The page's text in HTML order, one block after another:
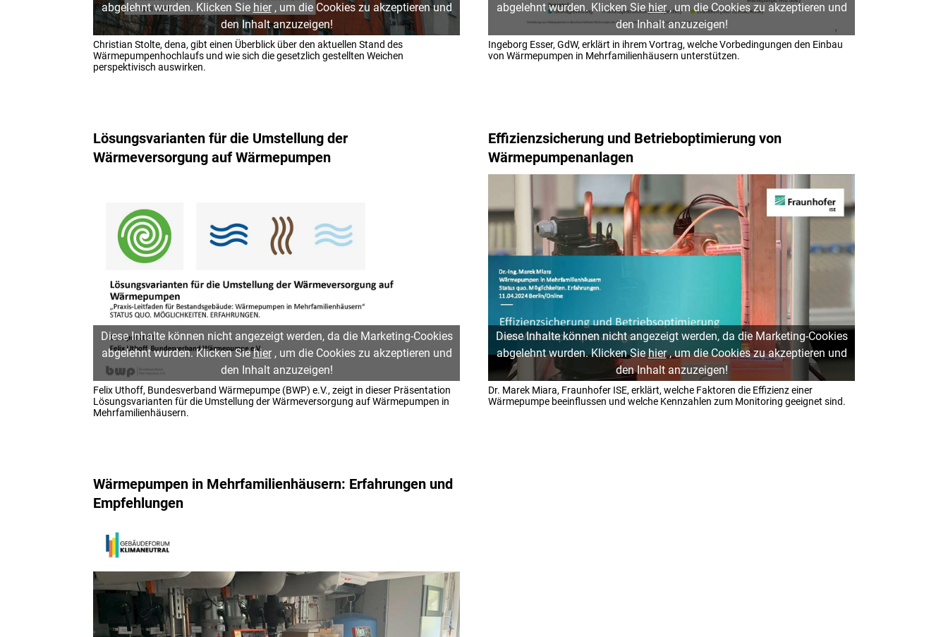
abgelehnt wurden. Klicken Sie hier, um die Cookies zu akzeptieren und
den Inhalt anzuzeigen!
Christian Stolte, dena, gibt einen Überblick über den aktuellen Stand des
Wärmepumpenhochlaufs und wie sich die gesetzlich gestellten Weichen
perspektivisch auswirken.
abgelehnt wurden. Klicken Siehier, um die Cookies zu akzeptieren und
den Inhalt anzuzeigen!
Ingeborg Esser, GdW, erklärt in ihrem Vortrag, welche Vorbedingungen den Einbau
von Wärmepumpen in Mehrfamilienhäusern unterstützen.
Lösungsvarianten für die Umstellung der
Wärmeversorgung auf Wärmepumpen
Diese Inhalte können nicht angezeigt werden, da die Marketing-Cookies
abgelehnt wurden. Klicken Siehier, um die Cookies zu akzeptieren und
den Inhalt anzuzeigen!
Felix Uthoff, Bundesverband Wärmepumpe (BWP) e.V., zeigt in dieser Präsentation
Lösungsvarianten für die Umstellung der Wärmeversorgung auf Wärmepumpen in
Mehrfamilienhäusern.
Effizienzsicherung und Betrieboptimierung von
Wärmepumpenanlagen
Diese Inhalte können nicht angezeigt werden, da die Marketing-Cookies
abgelehnt wurden. Klicken Siehier, um die Cookies zu akzeptieren und
den Inhalt anzuzeigen!
Dr. Marek Miara, Fraunhofer ISE, erklärt, welche Faktoren die Effizienz einer
Wärmepumpe beeinflussen und welche Kennzahlen zum Monitoring geeignet sind.
Wärmepumpen in Mehrfamilienhäusern: Erfahrungen und
Empfehlungen